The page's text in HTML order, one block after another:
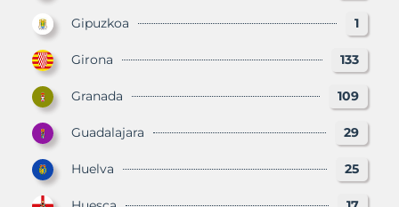
Gipuzkoa 1
Girona 133
Granada 109
Guadalajara 29
Huelva 25